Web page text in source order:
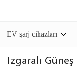
EV şarj cihazları
Izgaralı